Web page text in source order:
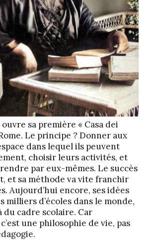
ouvre sa première « Casa dei
Le principe ? Donner aux
dans lequel ils peuvent
choisir leurs activités, et
par eux-mêmes. Le succès
et sa méthode va vite franchir
Aujourd’hui encore, ses idées
milliers d’écoles dans le monde,
du cadre scolaire. Car
une philosophie de vie, pas